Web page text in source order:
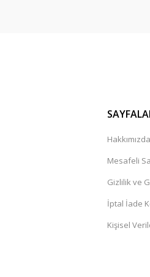
Hakkımızda
Mesafeli
Gizlilik ve
İptal İade
Kişisel